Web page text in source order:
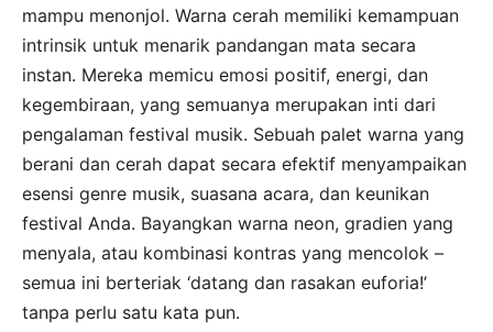
mampu menonjol. Warna cerah memiliki kemampuan
intrinsik untuk menarik pandangan mata secara
instan. Mereka memicu emosi positif, energi, dan
kegembiraan, yang semuanya merupakan inti dari
pengalaman festival musik. Sebuah palet warna yang
berani dan cerah dapat secara efektif menyampaikan
esensi genre musik, suasana acara, dan keunikan
festival Anda. Bayangkan warna neon, gradien yang
menyala, atau kombinasi kontras yang mencolok –
semua ini berteriak ‘datang dan rasakan euforia!’
tanpa perlu satu kata pun.